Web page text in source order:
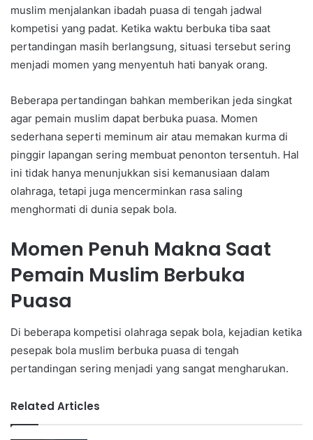
muslim menjalankan ibadah puasa di tengah jadwal
kompetisi yang padat. Ketika waktu berbuka tiba saat
pertandingan masih berlangsung, situasi tersebut sering
menjadi momen yang menyentuh hati banyak orang.
Beberapa pertandingan bahkan memberikan jeda singkat
agar pemain muslim dapat berbuka puasa. Momen
sederhana seperti meminum air atau memakan kurma di
pinggir lapangan sering membuat penonton tersentuh. Hal
ini tidak hanya menunjukkan sisi kemanusiaan dalam
olahraga, tetapi juga mencerminkan rasa saling
menghormati di dunia sepak bola.
Momen Penuh Makna Saat
Pemain Muslim Berbuka
Puasa
Di beberapa kompetisi olahraga sepak bola, kejadian ketika
pesepak bola muslim berbuka puasa di tengah
pertandingan sering menjadi yang sangat mengharukan.
Related Articles